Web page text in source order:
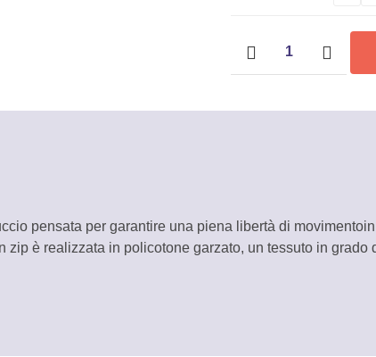
con
pensata per garantire una piena libertà di movimentoin
è realizzata in policotone garzato, un tessuto in grado